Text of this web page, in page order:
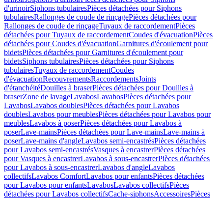
d'urinoirSiphons tubulairesPièces détachées pour Siphons
tubulairesRallonges de coude de rinçagePièces détachées pour
Rallonges de coude de rinçageTuyaux de raccordementPièces
détachées pour Tuyaux de raccordementCoudes d'évacuationPièces
détachées pour Coudes d'évacuationGarnitures d'écoulement pour
bidetsPièces détachées pour Garnitures d'écoulement pour
bidetsSiphons tubulairesPièces détachées pour Siphons
tubulairesTuyaux de raccordementCoudes
d'évacuationRecouvrementsRaccordementsJoints
d'étanchéitéDouilles à braserPièces détachées pour Douilles à
braserZone de lavageLavabosLavabosPièces détachées pour
LavabosLavabos doublesPièces détachées pour Lavabos
doublesLavabos pour meublesPièces détachées pour Lavabos pour
meublesLavabos à poserPièces détachées pour Lavabos à
poserLave-mainsPièces détachées pour Lave-mainsLave-mains à
poserLave-mains d'angleLavabos semi-encastrésPièces détachées
pour Lavabos semi-encastrésVasques à encastrerPièces détachées
pour Vasques à encastrerLavabos à sous-encastrerPièces détachées
pour Lavabos à sous-encastrerLavabos d'angleLavabos
collectifsLavabos ComfortLavabos pour enfantsPièces détachées
pour Lavabos pour enfantsLavabosLavabos collectifsPièces
détachées pour Lavabos collectifsCache-siphonsAccessoiresPièces